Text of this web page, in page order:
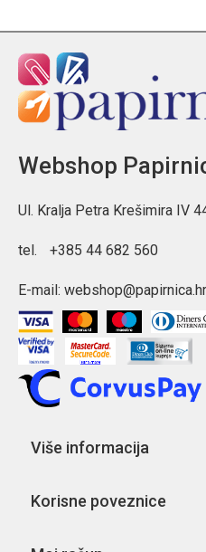
Webshop
Ul. Kralja Petra Krešimira IV
tel. +385 44 682 560
E-mail: webshop@papirnica.hr
Više informacija
Korisne poveznice